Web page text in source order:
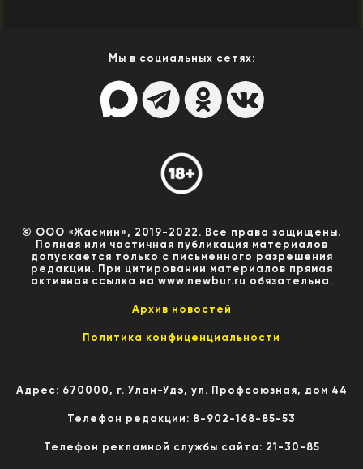
Мы в социальных сетях:
© ООО «Жасмин», 2019-2022. Все права защищены.
Полная или частичная публикация материалов
допускается только с письменного разрешения
редакции. При цитировании материалов прямая
активная ссылка на www.newbur.ru обязательна.
Архив новостей
Политика конфиценциальности
Адрес: 670000, г. Улан-Удэ, ул. Профсоюзная, дом 44
Телефон редакции: 8-902-168-85-53
Телефон рекламной службы сайта: 21-30-85